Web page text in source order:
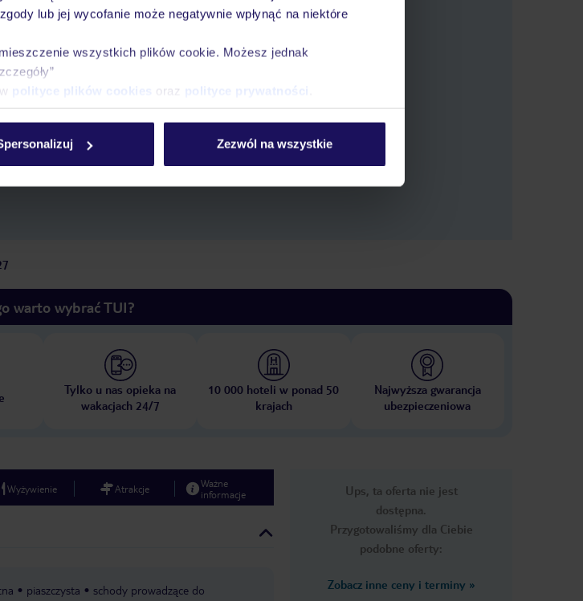
lub jej wycofanie może negatywnie wpłynąć na niektóre
wszystkich plików cookie. Możesz jednak
polityce plików cookies oraz polityce prywatności
Zezwól na wszystkie
idatę wylotu, aby wyświetlić oferty.
warto wybrać TUI?
Tylko u nas opieka na
wakacjach 24/7
10 000 hoteli w ponad 50
krajach
Najwyższa gwarancja
ubezpieczeniowa
Wyżywienie Atrakcje
Ważne
informacje
piaszczysta
schody prowadzące do
Ups, ta oferta nie jest
dostępna.
Przygotowaliśmy dla Ciebie
podobne oferty:
Zobacz inne ceny i terminy »